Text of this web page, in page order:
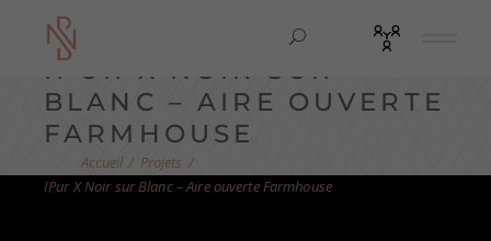
IPUR X NOIR SUR
BLANC – AIRE OUVERTE
FARMHOUSE
Projets
IPur X Noir sur Blanc – Aire ouverte Farmhouse